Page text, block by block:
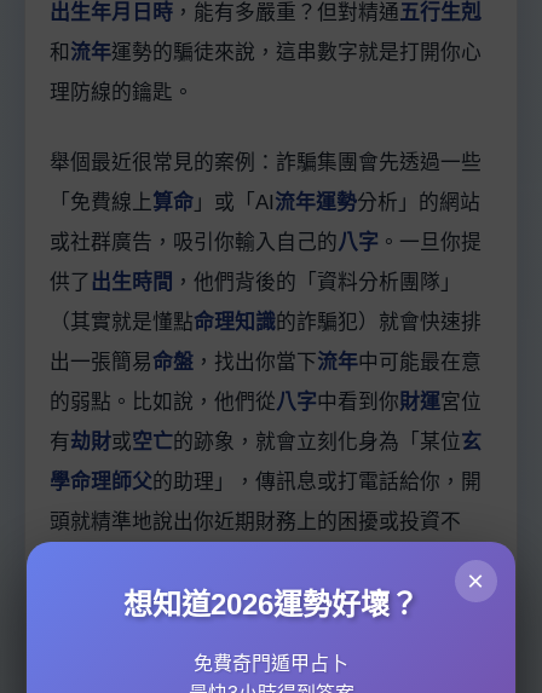
出生年月日時 ，能有多嚴重？但對精通五行生剋
和 流年運勢的騙徒來說，這串數字就是打開你心
理防線的鑰匙。
舉個最近很常見的案例：詐騙集團會先透過一些
「免費線上算命 」或「AI流年運勢分析」的網站
或社群廣告，吸引你輸入自己的八字 。一旦你提
供了 出生時間 ，他們背後的「資料分析團隊」
（其實就是懂點命理知識的詐騙犯）就會快速排
出一張簡易命盤 ，找出你當下流年中可能最在意
的弱點。比如說，他們從八字中看到你財運宮位
有劫財或空亡的跡象，就會立刻化身為「某位玄
學命理師父的助理」，傳訊息或打電話給你，開
頭就精準地說出你近期財務上的困擾或投資不
順，讓你瞬間覺得「哇，這老師好準！」。這種
命格特徵取得初步信任的手法，在2026年變
×
想知道2026運勢好壞？
免費奇門遁甲占卜